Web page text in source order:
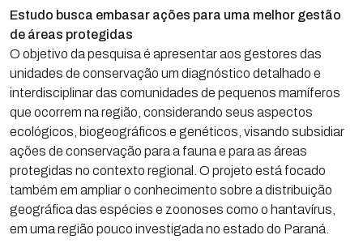
Estudo busca embasar ações para uma melhor gestão
de áreas protegidas
O objetivo da pesquisa é apresentar aos gestores das
unidades de conservação um diagnóstico detalhado e
interdisciplinar das comunidades de pequenos mamíferos
que ocorrem na região, considerando seus aspectos
ecológicos, biogeográficos e genéticos, visando subsidiar
ações de conservação para a fauna e para as áreas
protegidas no contexto regional. O projeto está focado
também em ampliar o conhecimento sobre a distribuição
geográfica das espécies e zoonoses como o hantavírus,
em uma região pouco investigada no estado do Paraná.